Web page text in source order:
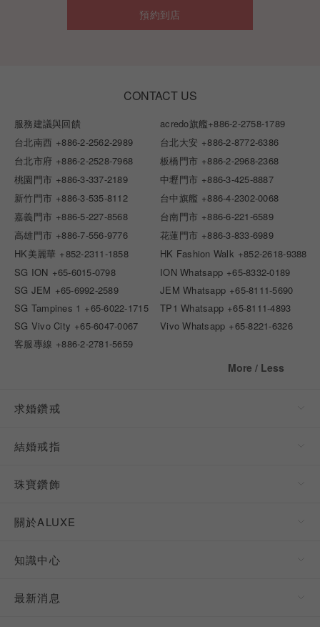
預約到店
CONTACT US
服務建議與回饋 acredo旗艦+886-2-2758-1789
台北南西 +886-2-2562-2989 台北大安 +886-2-8772-6386
台北市府 +886-2-2528-7968 板橋門市 +886-2-2968-2368
桃園門市 +886-3-337-2189 中壢門市 +886-3-425-8887
新竹門市 +886-3-535-8112 台中旗艦 +886-4-2302-0068
嘉義門市 +886-5-227-8568 台南門市 +886-6-221-6589
高雄門市 +886-7-556-9776 花蓮門市 +886-3-833-6989
HK美麗華 +852-2311-1858 HK Fashion Walk +852-2618-9388
SG ION +65-6015-0798 ION Whatsapp +65-8332-0189
SG JEM +65-6992-2589 JEM Whatsapp +65-8111-5690
SG Tampines 1 +65-6022-1715 TP1 Whatsapp +65-8111-4893
SG Vivo City +65-6047-0067 Vivo Whatsapp +65-8221-6326
客服專線 +886-2-2781-5659
More / Less
求婚鑽戒
結婚戒指
珠寶鑽飾
關於ALUXE
知識中心
最新消息